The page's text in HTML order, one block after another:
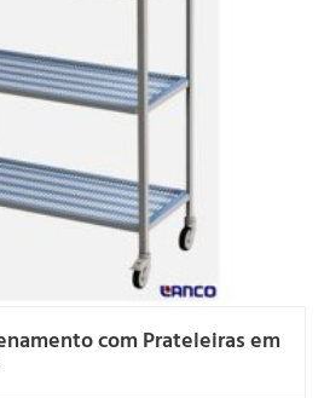
com Prateleiras em